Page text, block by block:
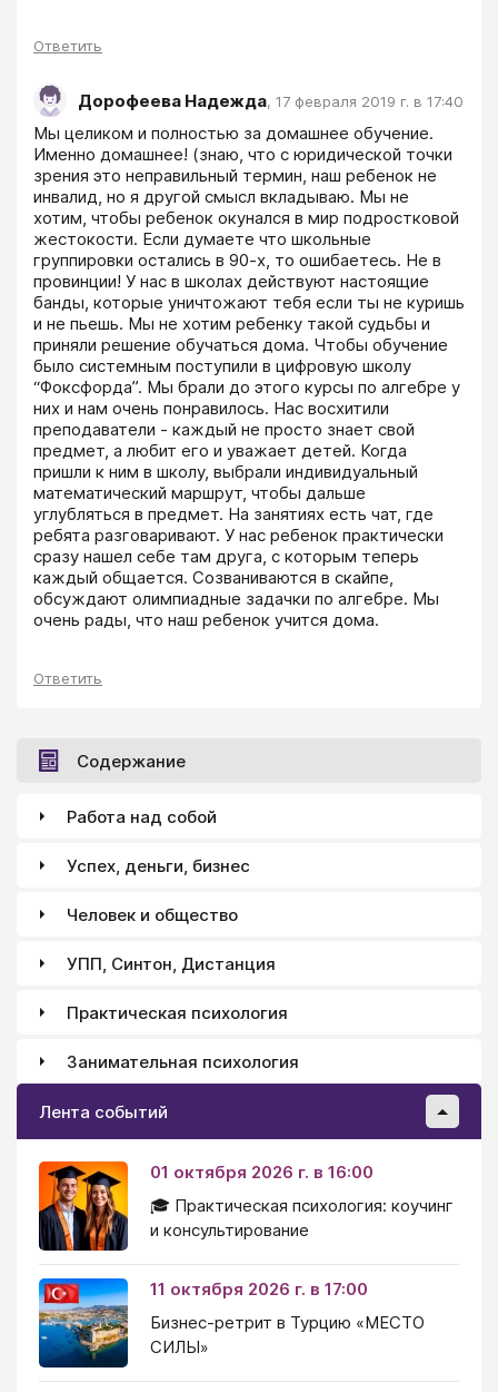
Ответить
Дорофеева Надежда, 17 февраля 2019 г. в 17:40
Мы целиком и полностью за домашнее обучение.
Именно домашнее! (знаю, что с юридической точки
зрения это неправильный термин, наш ребенок не
инвалид, но я другой смысл вкладываю. Мы не
хотим, чтобы ребенок окунался в мир подростковой
жестокости. Если думаете что школьные
группировки остались в 90-х, то ошибаетесь. Не в
провинции! У нас в школах действуют настоящие
банды, которые уничтожают тебя если ты не куришь
и не пьешь. Мы не хотим ребенку такой судьбы и
приняли решение обучаться дома. Чтобы обучение
было системным поступили в цифровую школу
“Фоксфорда”. Мы брали до этого курсы по алгебре у
них и нам очень понравилось. Нас восхитили
преподаватели - каждый не просто знает свой
предмет, а любит его и уважает детей. Когда
пришли к ним в школу, выбрали индивидуальный
математический маршрут, чтобы дальше
углубляться в предмет. На занятиях есть чат, где
ребята разговаривают. У нас ребенок практически
сразу нашел себе там друга, с которым теперь
каждый общается. Созваниваются в скайпе,
обсуждают олимпиадные задачки по алгебре. Мы
очень рады, что наш ребенок учится дома.
Ответить
Содержание
Работа над собой
Успех, деньги, бизнес
Человек и общество
УПП, Синтон, Дистанция
Практическая психология
Занимательная психология
Лента событий
01 октября 2026 г. в 16:00
🎓 Практическая психология: коучинг
и консультирование
11 октября 2026 г. в 17:00
Бизнес-ретрит в Турцию «МЕСТО
СИЛЫ»